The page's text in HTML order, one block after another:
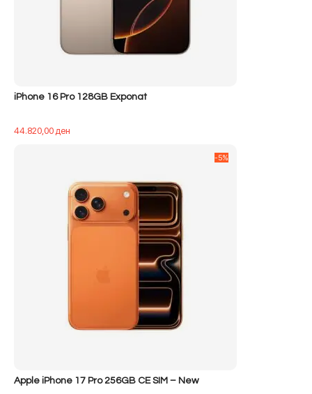
iPhone 16 Pro 128GB Exponat
44.820,00ден
Apple iPhone 17 Pro 256GB CE SIM – New
-5%